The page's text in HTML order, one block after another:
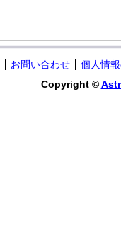
お問い合わせ
個人情
Copyright ©